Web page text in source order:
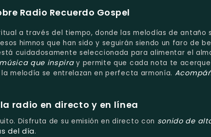
Radio Recuerdo Gospel
a través del tiempo, donde las melodías de antaño
himnos que han sido y seguirán siendo un faro de
cuidadosamente seleccionada para alimentar el
que inspiray permite que cada nota te acerque
melodía se entrelazan en perfecta armonía.
radio en directo y en línea
Disfruta de su emisión en directo con sonido de
del día.